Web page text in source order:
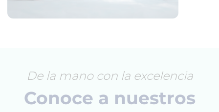
De la mano con la excelencia
Conoce a nuestros